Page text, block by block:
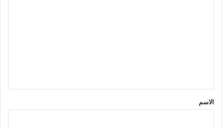
*
الاسم